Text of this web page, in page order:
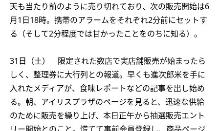
天も当たり前のように売り切れており、次の販売開始は6
月1日18時。携帯のアラームをそれぞれ2分前にセットす
る（そして2分程度では甘かったことをのちに知る）。
31日（土） 限定された数店で実店舗販売が始まったら
しく、整理券に大行列との報道。早くも進次郎米を手に
入れたメディアが、食味レポートなどの記事を出し始め
る。朝、アイリスプラザのページを見ると、迅速な供給
のために販売を繰り上げ、本日正午から抽選販売エント
リー開始とのこと。慌てて事前会員登録し、商品ページ